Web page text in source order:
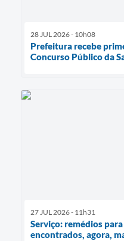
28 JUL 2026 - 10h08
Prefeitura recebe
Concurso Público da
27 JUL 2026 - 11h31
Serviço: remédios
encontrados, agora,